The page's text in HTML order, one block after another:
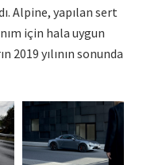
Alpine, yapılan sert
için hala uygun
yılının sonunda